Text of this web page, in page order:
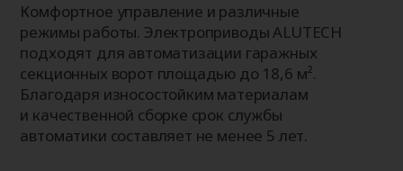
Комфортное управление и различные
режимы работы. Электроприводы ALUTECH
подходят для автоматизации гаражных
секционных ворот площадью до 18,6 м².
Благодаря износостойким материалам
и качественной сборке срок службы
автоматики составляет не менее 5 лет.